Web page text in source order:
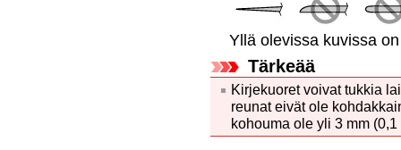
Yllä olevissa kuvissa
Tärkeää
Kirjekuoret voivat tukkia
reunat eivät ole
kohouma ole yli 3 mm (0,1